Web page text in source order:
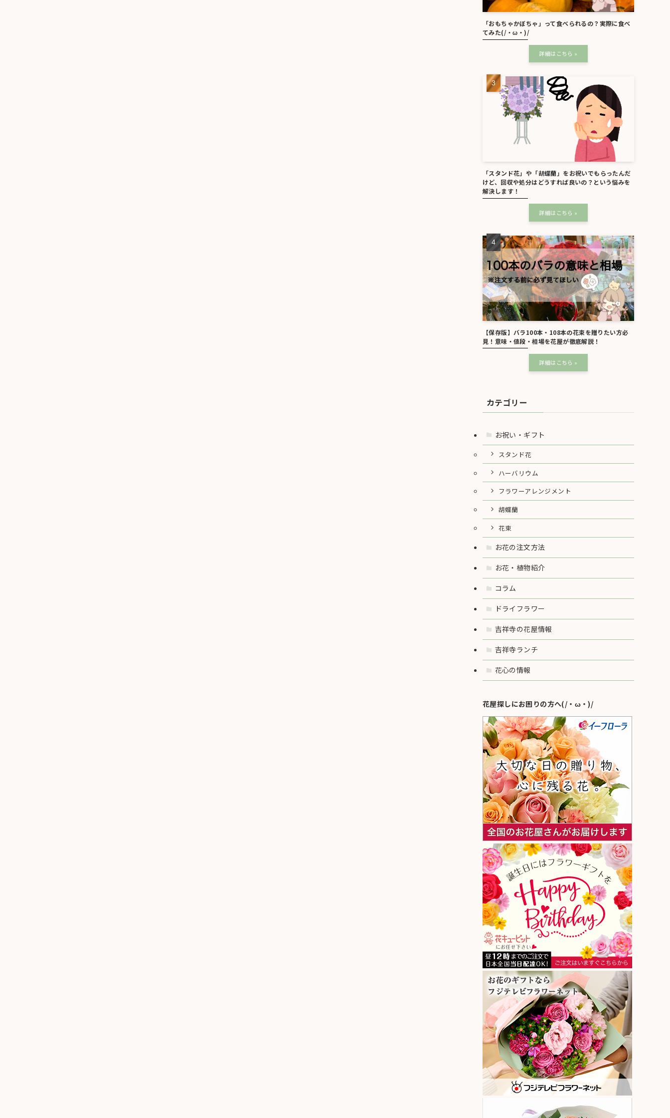
「おもちゃかぼちゃ」って食べられるの？実際に食べ
てみた(/・ω・)/
「スタンド花」や「胡蝶蘭」をお祝いでもらったんだ
けど、回収や処分はどうすれば良いの？という悩みを
解決します！
【保存版】バラ100本・108本の花束を贈りたい方必
見！意味・値段・相場を花屋が徹底解説！
カテゴリー
お祝い・ギフト
スタンド花
ハーバリウム
フラワーアレンジメント
胡蝶蘭
花束
お花の注文方法
お花・植物紹介
コラム
ドライフラワー
吉祥寺の花屋情報
吉祥寺ランチ
花心の情報
花屋探しにお困りの方へ(/・ω・)/